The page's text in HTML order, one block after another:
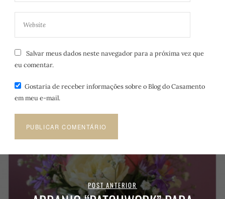
Salvar meus dados neste navegador para a próxima vez que
eu comentar.
Gostaria de receber informações sobre o Blog do Casamento
em meu e-mail.
POST ANTERIOR